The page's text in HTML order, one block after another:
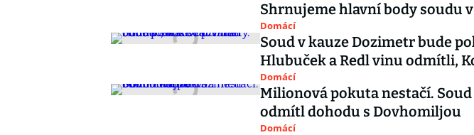
Shrnujeme hlavní body soudu
Domácí
Soud v kauze Dozimetr bude
Hlubuček a Redl vinu odmítli,
Domácí
Milionová pokuta nestačí.
odmítl dohodu s Dovhomiljou
Domácí